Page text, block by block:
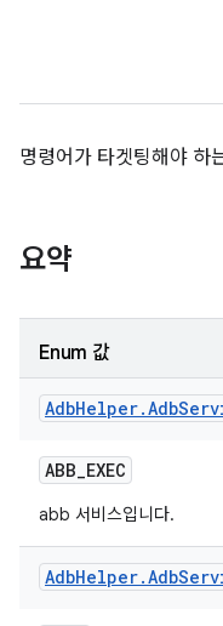
명령어가 타겟팅해야 하
요약
Enum 값
AdbHelper.Adb
ABB_EXEC
abb 서비스입니다.
AdbHelper.Adb